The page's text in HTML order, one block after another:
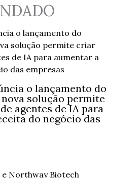
o lançamento do
nova solução permite
agentes de IA para
do negócio das